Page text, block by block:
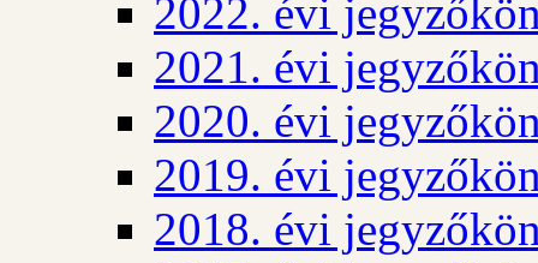
2022. évi
2021. évi
2020. évi
2019. évi
2018. évi